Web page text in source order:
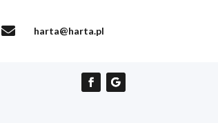
 harta@harta.pl